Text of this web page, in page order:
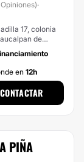
·
17, colonia
de
en 12h
CONTACTAR
PIÑA